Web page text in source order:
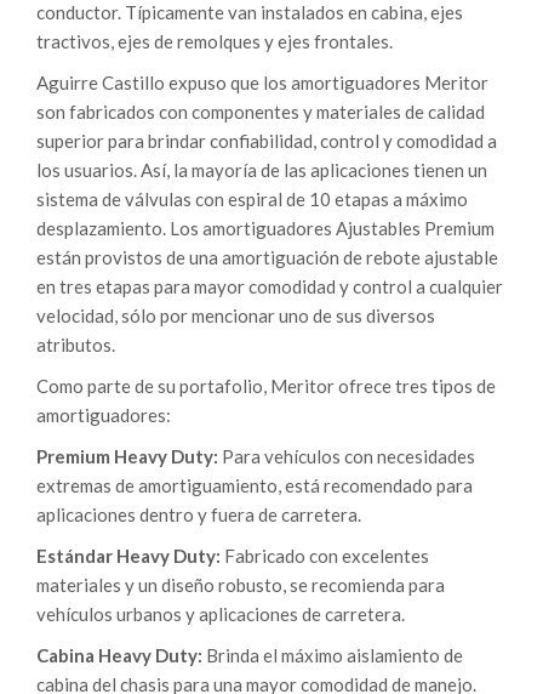
conductor. Típicamente van instalados en cabina, ejes
tractivos, ejes de remolques y ejes frontales.
Aguirre Castillo expuso que los amortiguadores Meritor
son fabricados con componentes y materiales de calidad
superior para brindar confiabilidad, control y comodidad a
los usuarios. Así, la mayoría de las aplicaciones tienen un
sistema de válvulas con espiral de 10 etapas a máximo
desplazamiento. Los amortiguadores Ajustables Premium
están provistos de una amortiguación de rebote ajustable
en tres etapas para mayor comodidad y control a cualquier
velocidad, sólo por mencionar uno de sus diversos
atributos.
Como parte de su portafolio, Meritor ofrece tres tipos de
amortiguadores:
Premium Heavy Duty: Para vehículos con necesidades
extremas de amortiguamiento, está recomendado para
aplicaciones dentro y fuera de carretera.
Estándar Heavy Duty: Fabricado con excelentes
materiales y un diseño robusto, se recomienda para
vehículos urbanos y aplicaciones de carretera.
Cabina Heavy Duty: Brinda el máximo aislamiento de
cabina del chasis para una mayor comodidad de manejo.